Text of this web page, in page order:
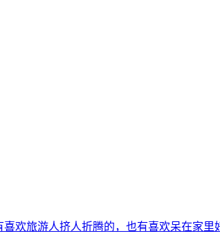
欢旅游人挤人折腾的，也有喜欢呆在家里